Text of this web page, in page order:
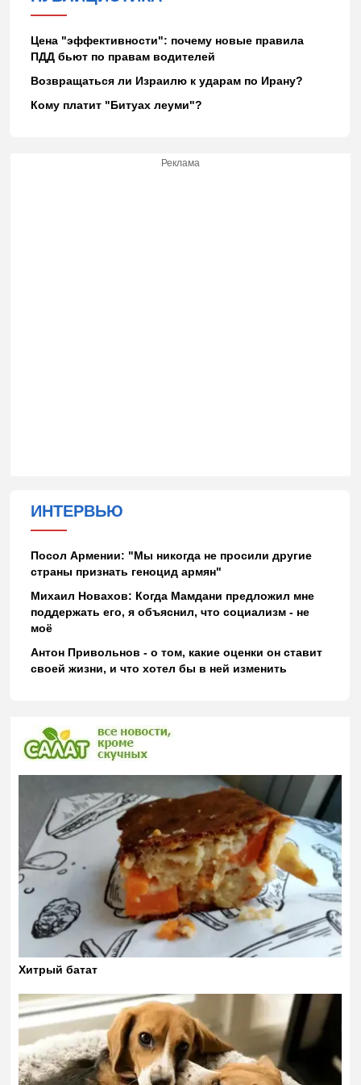
Цена "эффективности": почему новые правила
ПДД бьют по правам водителей
Возвращаться ли Израилю к ударам по Ирану?
Кому платит "Битуах леуми"?
Реклама
ИНТЕРВЬЮ
Посол Армении: "Мы никогда не просили другие
страны признать геноцид армян"
Михаил Новахов: Когда Мамдани предложил мне
поддержать его, я объяснил, что социализм - не
моё
Антон Привольнов - о том, какие оценки он ставит
своей жизни, и что хотел бы в ней изменить